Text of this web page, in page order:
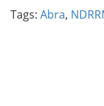
Tags: Abra,